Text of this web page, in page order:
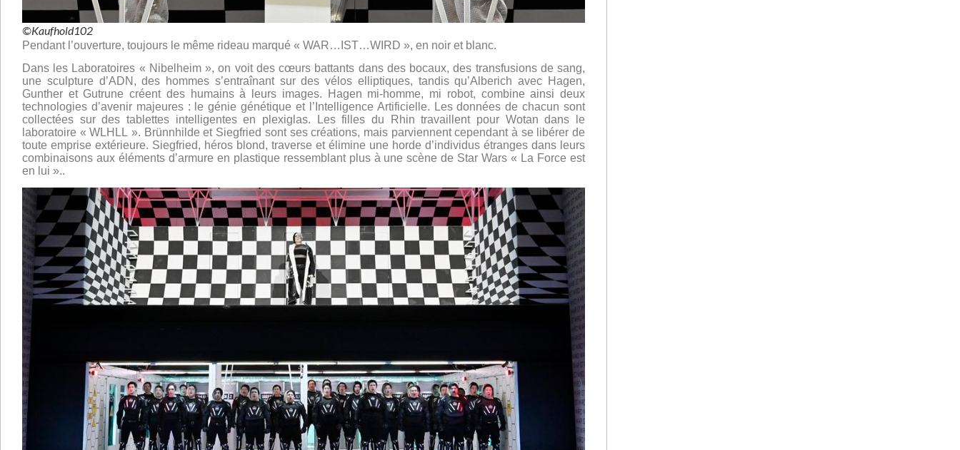
©Kaufhold102
Pendant l’ouverture, toujours le même rideau marqué « WAR…IST…WIRD », en noir et blanc.
Dans les Laboratoires « Nibelheim », on voit des cœurs battants dans des bocaux, des transfusions de sang,
une sculpture d’ADN, des hommes s’entraînant sur des vélos elliptiques, tandis qu’Alberich avec Hagen,
Gunther et Gutrune créent des humains à leurs images. Hagen mi-homme, mi robot, combine ainsi deux
technologies d’avenir majeures : le génie génétique et l’Intelligence Artificielle. Les données de chacun sont
collectées sur des tablettes intelligentes en plexiglas. Les filles du Rhin travaillent pour Wotan dans le
laboratoire « WLHLL ». Brünnhilde et Siegfried sont ses créations, mais parviennent cependant à se libérer de
toute emprise extérieure. Siegfried, héros blond, traverse et élimine une horde d’individus étranges dans leurs
combinaisons aux éléments d’armure en plastique ressemblant plus à une scène de Star Wars « La Force est
en lui »..